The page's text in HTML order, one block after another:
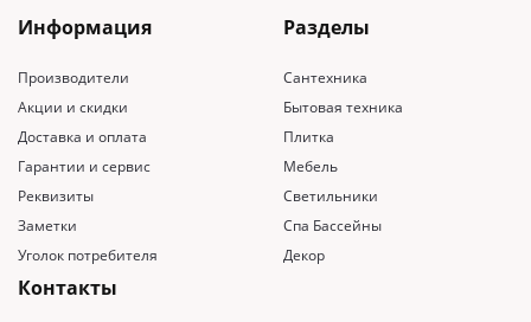
Информация
Производители
Акции и скидки
Доставка и оплата
Гарантии и сервис
Реквизиты
Заметки
Уголок потребителя
Разделы
Сантехника
Бытовая техника
Плитка
Мебель
Светильники
Спа Бассейны
Декор
Контакты